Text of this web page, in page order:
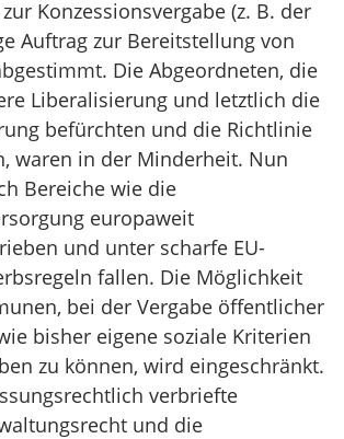
Konzessionsvergabe (z. B. der
Auftrag zur Bereitstellung von
Die Abgeordneten, die
Liberalisierung und letztlich die
befürchten und die Richtlinie
waren in der Minderheit. Nun
Bereiche wie die
europaweit
und unter scharfe EU-
fallen. Die Möglichkeit
bei der Vergabe öffentlicher
bisher eigene soziale Kriterien
zu können, wird eingeschränkt.
verbriefte
und die